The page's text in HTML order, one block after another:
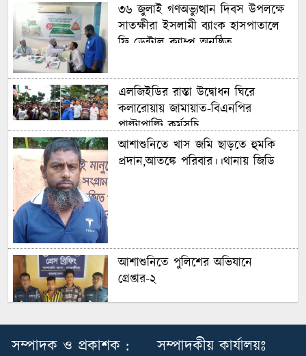
৩৬ জুলাই গণঅভ্যুত্থান দিবস উপলক্ষে
সাতক্ষীরা ইসলামী ব্যাংক হাসপাতালে
ফ্রি ডেন্টাল ক্যাম্প অনুষ্ঠিত
এলজিইডির রাস্তা উদ্বোধন ঘিরে
কলারোয়ায় জামায়াত-বিএনপির
পাল্টাপাল্টি কর্মসূচি
আশাশুনিতে খাস জমি ছাড়তে হুমকি
প্রদান,আতঙ্কে পরিবার।।থানায় জিডি
আশাশুনিতে পুলিশের অভিযানে
গ্রেপ্তার-২
খাজরায় ধান খাওয়াকে কেন্দ্র করে
সম্পাদক ও প্রকাশক : সম্পাদকীয় কার্যালয়ঃ